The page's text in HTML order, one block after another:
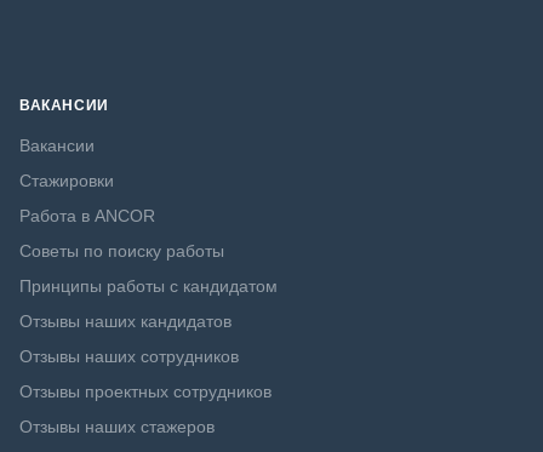
ВАКАНСИИ
Вакансии
Стажировки
Работа в ANCOR
Советы по поиску работы
Принципы работы с кандидатом
Отзывы наших кандидатов
Отзывы наших сотрудников
Отзывы проектных сотрудников
Отзывы наших стажеров